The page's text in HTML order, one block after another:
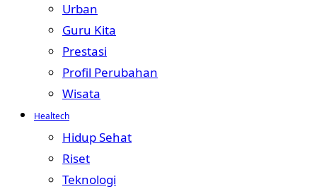
Urban
Guru Kita
Prestasi
Profil Perubahan
Wisata
Healtech
Hidup Sehat
Riset
Teknologi